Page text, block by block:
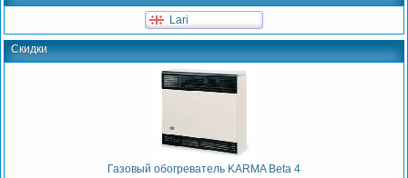
Lari
Скидки
Газовый обогреватель KARMA Beta 4